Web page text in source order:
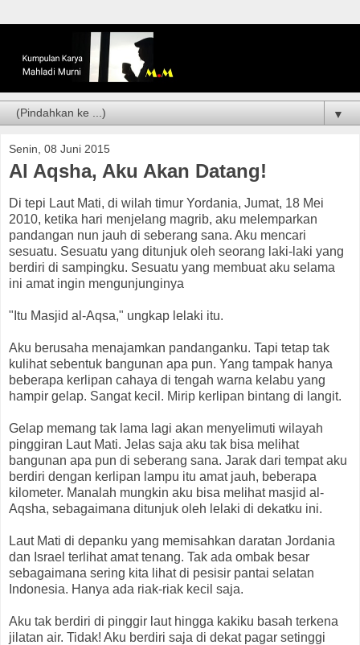
▼
Senin, 08 Juni 2015
Al Aqsha, Aku Akan Datang!
Di tepi Laut Mati, di wilah timur Yordania, Jumat, 18 Mei
2010, ketika hari menjelang magrib, aku melemparkan
pandangan nun jauh di seberang sana. Aku mencari
sesuatu. Sesuatu yang ditunjuk oleh seorang laki-laki yang
berdiri di sampingku. Sesuatu yang membuat aku selama
ini amat ingin mengunjunginya
"Itu Masjid al-Aqsa," ungkap lelaki itu.
Aku berusaha menajamkan pandanganku. Tapi tetap tak
kulihat sebentuk bangunan apa pun. Yang tampak hanya
beberapa kerlipan cahaya di tengah warna kelabu yang
hampir gelap. Sangat kecil. Mirip kerlipan bintang di langit.
Gelap memang tak lama lagi akan menyelimuti wilayah
pinggiran Laut Mati. Jelas saja aku tak bisa melihat
bangunan apa pun di seberang sana. Jarak dari tempat aku
berdiri dengan kerlipan lampu itu amat jauh, beberapa
kilometer. Manalah mungkin aku bisa melihat masjid al-
Aqsha, sebagaimana ditunjuk oleh lelaki di dekatku ini.
Laut Mati di depanku yang memisahkan daratan Jordania
dan Israel terlihat amat tenang. Tak ada ombak besar
sebagaimana sering kita lihat di pesisir pantai selatan
Indonesia. Hanya ada riak-riak kecil saja.
Aku tak berdiri di pinggir laut hingga kakiku basah terkena
jilatan air. Tidak! Aku berdiri saja di dekat pagar setinggi